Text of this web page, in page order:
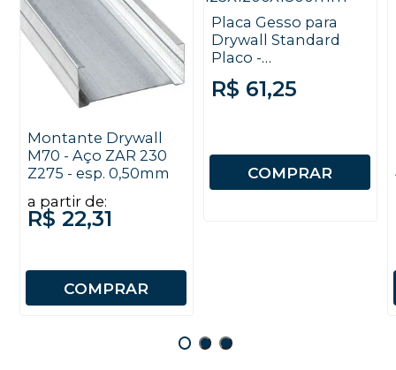
Montante Drywall
M70 - Aço ZAR 230
Z275 - esp. 0,50mm
a partir de:
R$ 22,31
COMPRAR
Placa Gesso para
Drywall Standard
Placo -
12,5x1200x1800mm
R$ 61,25
COMPRAR